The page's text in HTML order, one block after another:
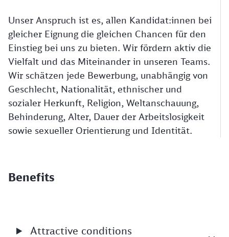
Unser Anspruch ist es, allen Kandidat:innen bei
gleicher Eignung die gleichen Chancen für den
Einstieg bei uns zu bieten. Wir fördern aktiv die
Vielfalt und das Miteinander in unseren Teams.
Wir schätzen jede Bewerbung, unabhängig von
Geschlecht, Nationalität, ethnischer und
sozialer Herkunft, Religion, Weltanschauung,
Behinderung, Alter, Dauer der Arbeitslosigkeit
sowie sexueller Orientierung und Identität.
Benefits
Attractive conditions